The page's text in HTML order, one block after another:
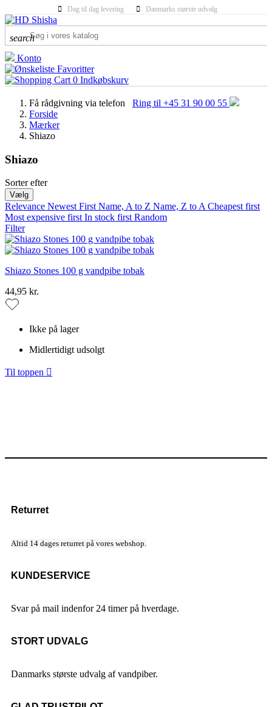
Dag til dag levering Danmarks største udvalg
search
Konto
Favoritter
0 Indkøbskurv
Få rådgivning via telefon
Ring til +45 31 90 00 55
Forside
Mærker
Shiazo
Shiazo
KATEGORIER
PRICE
Sorter efter
Vælg
Relevance Newest FirstName, A to Z Name, Z to ACheapest first
Most expensive firstIn stock firstRandom
Filter
Shiazo Stones 100 g vandpibe tobak
44,95 kr.
Ikke på lager
Midlertidigt udsolgt
Til toppen 
Returret
Altid 14 dages returret på vores webshop.
KUNDESERVICE
Svar på mail indenfor 24 timer på hverdage.
STORT UDVALG
Danmarks største udvalg af vandpiber.